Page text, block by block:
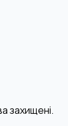
захищені.